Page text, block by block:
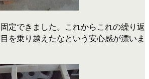
定できました。これからこれの繰り返
を乗り越えたなという安心感が漂いま